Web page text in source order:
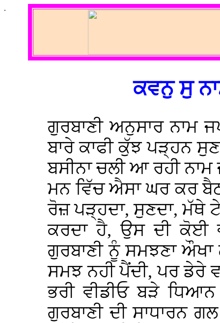
.
ਕਵਨੁ ਸੁ
ਗੁਰਬਾਣੀ ਅਨੁਸਾਰ ਨਾਮ
ਬਾਰੇ ਕਾਫੀ ਕੁੱਝ ਪੜ੍ਹਨ
ਬਸੀਨਾ ਚਲੀ ਆ ਰਹੀ
ਮਨ ਵਿੱਚ ਐਸਾ ਘਰ ਕਰ
ਰੋਜ਼ ਪੜ੍ਹਦਾ, ਸੁਣਦਾ, ਮੱਥੇ
ਕਰਦਾ ਹੈ, ਉਸ ਦੀ ਕੋਈ
ਗੁਰਬਾਣੀ ਨੂੰ ਸਮਝਣਾ
ਸਮਝ ਨਹੀ ਪੈਂਦੀ, ਪਰ ਡੇਰੇ
ਭਰੀ ਵੀਡੀਓ ਬੜੇ
ਗੁਰਬਾਣੀ ਦੀ ਸਾਧਾਰਨ